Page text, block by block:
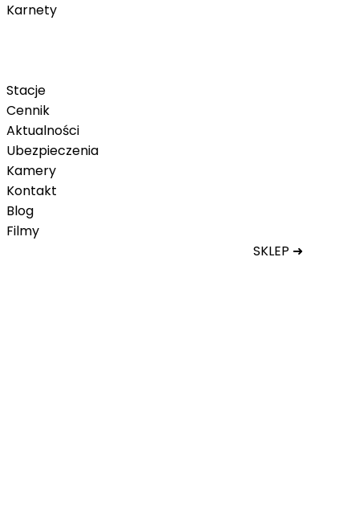
Karnety
Stacje
Cennik
Aktualności
Ubezpieczenia
Kamery
Kontakt
Blog
Filmy
SKLEP